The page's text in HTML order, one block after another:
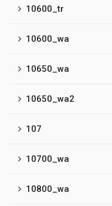
10600_tr
10600_wa
10650_wa
10650_wa2
107
10700_wa
10800_wa